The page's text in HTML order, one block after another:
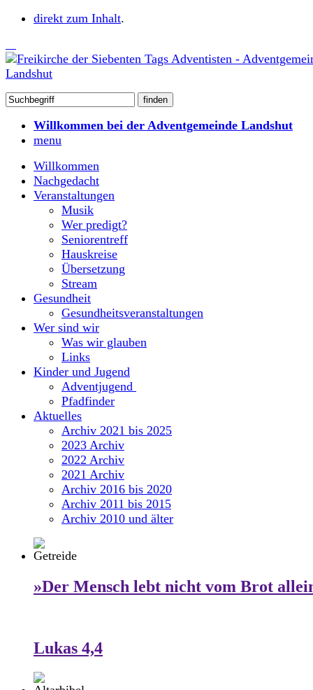
direkt zum Inhalt.
Willkommen bei der Adventgemeinde Landshut
menu
Willkommen
Nachgedacht
Veranstaltungen
Musik
Wer predigt?
Seniorentreff
Hauskreise
Übersetzung
Stream
Gesundheit
Gesundheitsveranstaltungen
Wer sind wir
Was wir glauben
Links
Kinder und Jugend
Adventjugend
Pfadfinder
Aktuelles
Archiv 2021 bis 2025
2023 Archiv
2022 Archiv
2021 Archiv
Archiv 2016 bis 2020
Archiv 2011 bis 2015
Archiv 2010 und älter
»Der Mensch lebt nicht vom Brot
Lukas 4,4